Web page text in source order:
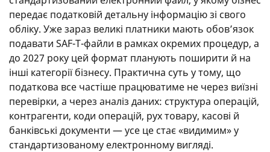
передає податковій детальну інформацію зі свого
обліку. Уже зараз великі платники мають обов’язок
подавати SAF-T-файли в рамках окремих процедур, а
до 2027 року цей формат планують поширити й на
інші категорії бізнесу. Практична суть у тому, що
податкова все частіше працюватиме не через виїзні
перевірки, а через аналіз даних: структура операцій,
контрагенти, коди операцій, рух товару, касові й
банківські документи — усе це стає «видимим» у
стандартизованому електронному вигляді.